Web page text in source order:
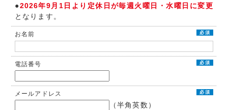
●2026年9月1日より定休日が毎週火曜日・水曜日に変更
となります。
お名前 必須
電話番号 必須
メールアドレス 必須
（半角英数）